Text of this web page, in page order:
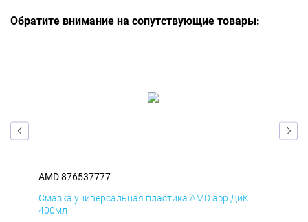
Обратите внимание на сопутствующие товары:
AMD 876537777
Смазка универсальная пластика AMD аэр ДиК
400мл